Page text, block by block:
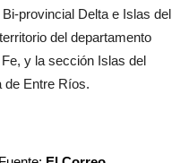
provincial Delta e Islas del
del departamento
y la sección Islas del
de Entre Ríos.